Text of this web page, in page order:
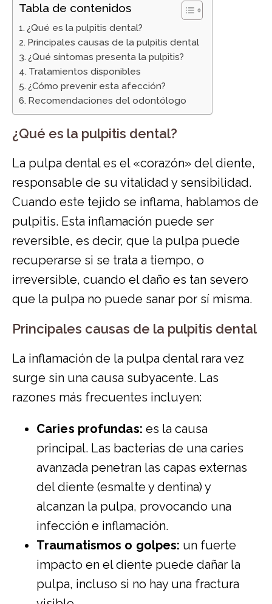
Tabla de contenidos
¿Qué es la pulpitis dental?
Principales causas de la pulpitis dental
¿Qué síntomas presenta la pulpitis?
Tratamientos disponibles
¿Cómo prevenir esta afección?
Recomendaciones del odontólogo
¿Qué es la pulpitis dental?
La pulpa dental es el «corazón» del diente,
responsable de su vitalidad y sensibilidad.
Cuando este tejido se inflama, hablamos de
pulpitis. Esta inflamación puede ser
reversible, es decir, que la pulpa puede
recuperarse si se trata a tiempo, o
irreversible, cuando el daño es tan severo
que la pulpa no puede sanar por sí misma.
Principales causas de la pulpitis dental
La inflamación de la pulpa dental rara vez
surge sin una causa subyacente. Las
razones más frecuentes incluyen:
Caries profundas: es la causa
principal. Las bacterias de una caries
avanzada penetran las capas externas
del diente (esmalte y dentina) y
alcanzan la pulpa, provocando una
infección e inflamación.
Traumatismos o golpes: un fuerte
impacto en el diente puede dañar la
pulpa, incluso si no hay una fractura